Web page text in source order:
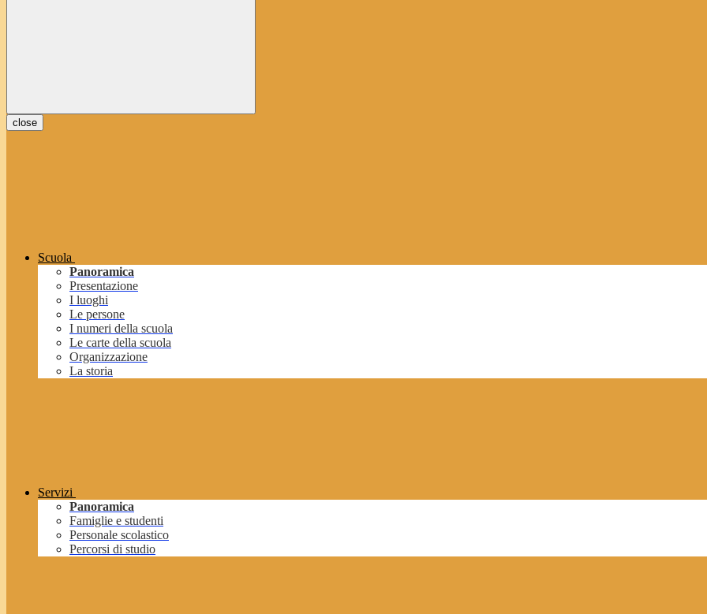
close
Scuola
Panoramica
Presentazione
I luoghi
Le persone
I numeri della scuola
Le carte della scuola
Organizzazione
La storia
Servizi
Panoramica
Famiglie e studenti
Personale scolastico
Percorsi di studio